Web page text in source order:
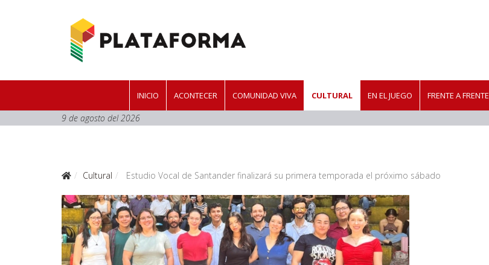
INICIO ACONTECER COMUNIDAD VIVA CULTURAL EN EL JUEGO FRENTE A FRENTE
9 de agosto del 2026
Cultural Estudio Vocal de Santander finalizará su primera temporada el próximo sábado